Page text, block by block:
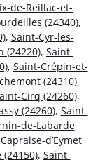
de-Reillac-et-
(24340),
, Saint-Cyr-les-
(24220), Saint-
, Saint-Crépin-et-
(24310),
Cirq (24260),
(24260), Saint-
de-Labarde
d’Eymet
, Saint-